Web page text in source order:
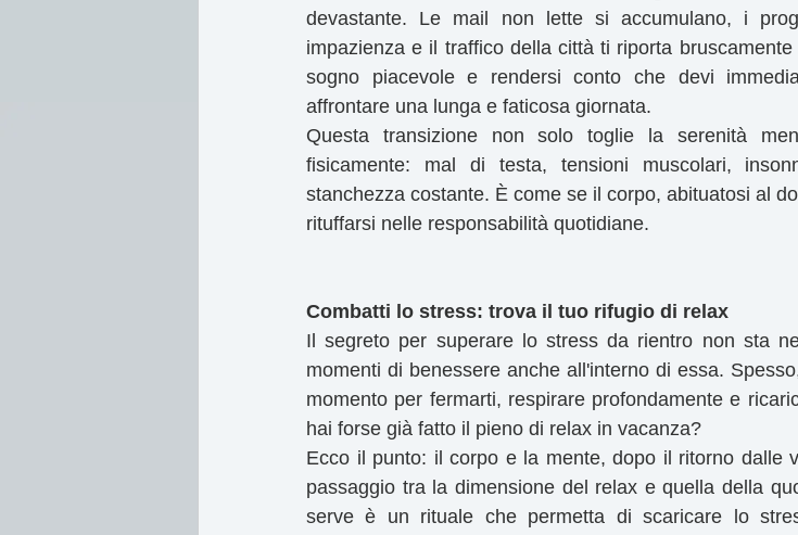
devastante. Le mail non lette si accumulano, i
impazienza e il traffico della città ti riporta
sogno piacevole e rendersi conto che devi
affrontare una lunga e faticosa giornata.
Questa transizione non solo toglie la serenità
fisicamente: mal di testa, tensioni muscolari,
stanchezza costante. È come se il corpo, abituatosi al
rituffarsi nelle responsabilità quotidiane.
Combatti lo stress: trova il tuo rifugio di relax
Il segreto per superare lo stress da rientro non sta
momenti di benessere anche all'interno di essa.
momento per fermarti, respirare profondamente e
hai forse già fatto il pieno di relax in vacanza?
Ecco il punto: il corpo e la mente, dopo il ritorno dalle
passaggio tra la dimensione del relax e quella della
serve è un rituale che permetta di scaricare lo